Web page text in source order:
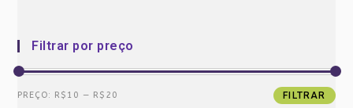
Filtrar por preço
Preço
Preço
FILTRAR
PREÇO: R$10 — R$20